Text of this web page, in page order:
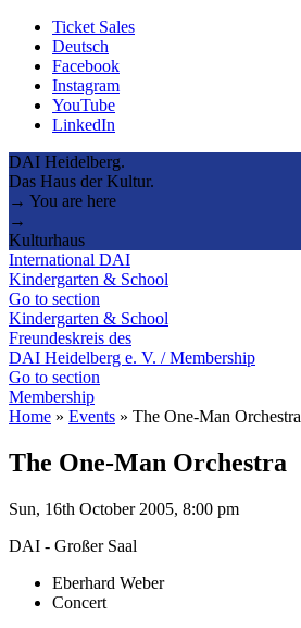
Ticket Sales
Deutsch
Facebook
Instagram
YouTube
LinkedIn
DAI Heidelberg.
Das Haus der Kultur.
→ You are here
→
Kulturhaus
International DAI
Kindergarten & School
Go to section
Kindergarten & School
Freundeskreis des
DAI Heidelberg e. V. / Membership
Go to section
Membership
Home » Events » The One-Man Orchestra
The One-Man Orchestra
Sun, 16th October 2005, 8:00 pm
DAI - Großer Saal
Eberhard Weber
Concert